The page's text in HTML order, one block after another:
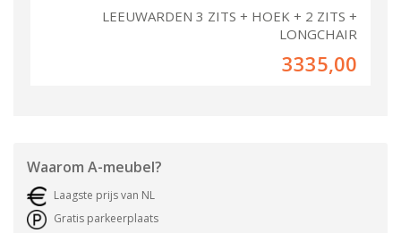
LEEUWARDEN 3 ZITS + HOEK + 2 ZITS +
LONGCHAIR
3335,00
Waarom A-meubel?
Laagste prijs van NL
Gratis parkeerplaats